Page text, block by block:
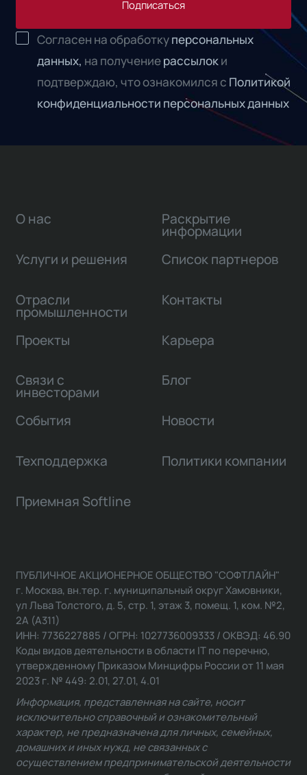
Подписаться
Согласен на обработкуперсональных
данных, на получениерассылоки
подтверждаю, что ознакомился с Политикой
конфиденциальности персональных данных
О нас
Услуги и решения
Отрасли
промышленности
Проекты
Связи с
инвесторами
Раскрытие
информации
Список партнеров
Контакты
Карьера
Блог
События Новости
Техподдержка Политики компании
Приемная Softline
ПУБЛИЧНОЕ АКЦИОНЕРНОЕ ОБЩЕСТВО "СОФТЛАЙН"
г. Москва, вн.тер. г. муниципальный округ Хамовники,
ул Льва Толстого, д. 5, стр. 1, этаж 3, помещ. 1, ком. №2,
2А (А311)
ИНН: 7736227885 / ОГРН: 1027736009333 / ОКВЭД: 46.90
Коды видов деятельности в области IT по перечню,
утвержденному Приказом Минцифры России от 11 мая
2023 г. № 449: 2.01, 27.01, 4.01
Информация, представленная на сайте, носит
исключительно справочный и ознакомительный
характер, не предназначена для личных, семейных,
домашних и иных нужд, не связанных с
осуществлением предпринимательской деятельности